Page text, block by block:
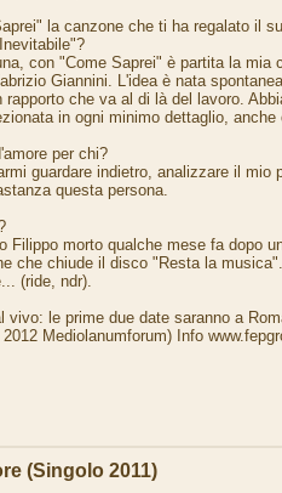
la canzone che ti ha regalato il
con "Come Saprei" è partita la mia
Giannini. L'idea è nata
che va al di là del lavoro.
in ogni minimo dettaglio,
per chi?
guardare indietro, analizzare il mio
questa persona.
Filippo morto qualche mese fa dopo
che chiude il disco "Resta la
(ride, ndr).
vivo: le prime due date saranno a
Mediolanumforum) Info
(Singolo 2011)